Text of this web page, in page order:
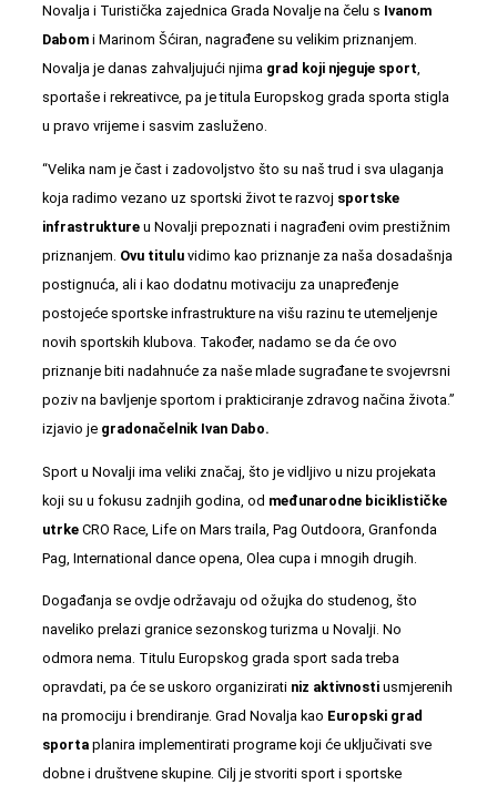
Novalja i Turistička zajednica Grada Novalje na čelu s Ivanom
Dabom i Marinom Šćiran, nagrađene su velikim priznanjem.
Novalja je danas zahvaljujući njima grad koji njeguje sport
sportaše i rekreativce, pa je titula Europskog grada sporta stigla
u pravo vrijeme i sasvim zasluženo.
“Velika nam je čast i zadovoljstvo što su naš trud i sva ulaganja
koja radimo vezano uz sportski život te razvoj sportske
infrastrukture u Novalji prepoznati i nagrađeni ovim prestižnim
priznanjem. Ovu titulu vidimo kao priznanje za naša dosadašnja
postignuća, ali i kao dodatnu motivaciju za unapređenje
postojeće sportske infrastrukture na višu razinu te utemeljenje
novih sportskih klubova. Također, nadamo se da će ovo
priznanje biti nadahnuće za naše mlade sugrađane te svojevrsni
poziv na bavljenje sportom i prakticiranje zdravog načina života.”
izjavio je gradonačelnik Ivan Dabo.
Sport u Novalji ima veliki značaj, što je vidljivo u nizu projekata
koji su u fokusu zadnjih godina, od međunarodne biciklističke
utrke CRO Race, Life on Mars traila, Pag Outdoora, Granfonda
Pag, International dance opena, Olea cupa i mnogih drugih.
Događanja se ovdje održavaju od ožujka do studenog, što
naveliko prelazi granice sezonskog turizma u Novalji. No
odmora nema. Titulu Europskog grada sport sada treba
opravdati, pa će se uskoro organizirati niz aktivnosti usmjerenih
na promociju i brendiranje. Grad Novalja kao Europski grad
sporta planira implementirati programe koji će uključivati sve
dobne i društvene skupine. Cilj je stvoriti sport i sportske